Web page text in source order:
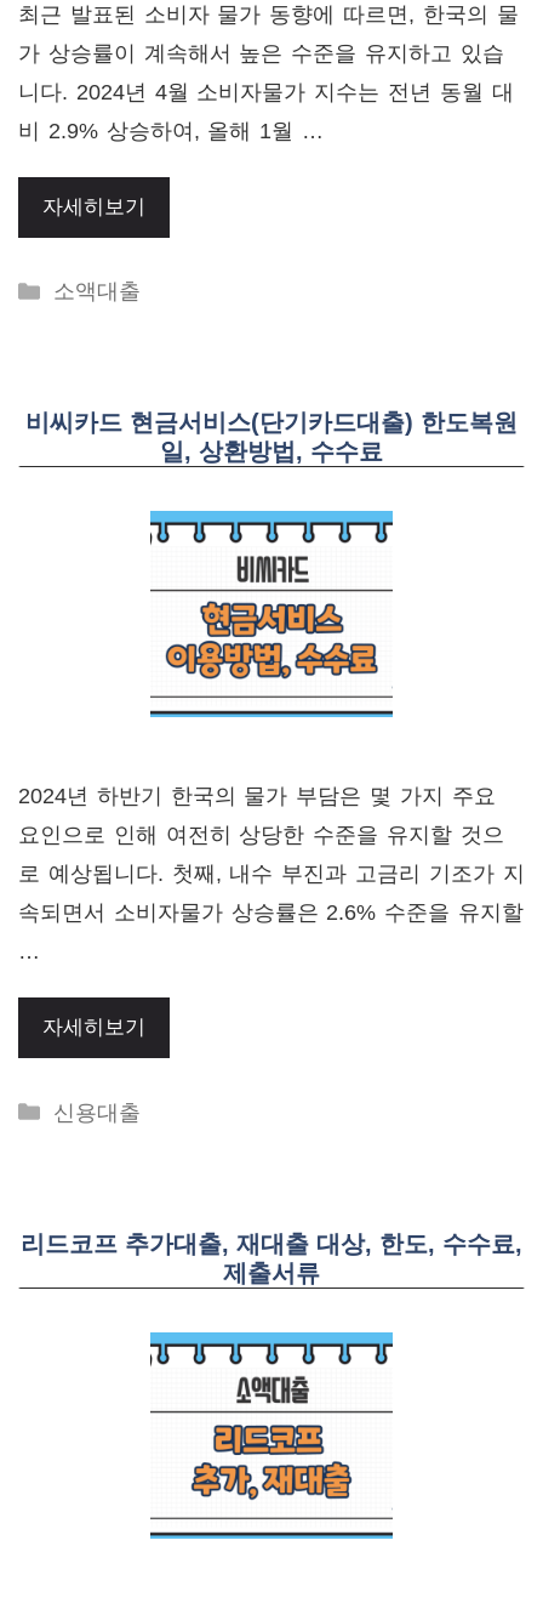
최근 발표된 소비자 물가 동향에 따르면, 한국의 물
가 상승률이 계속해서 높은 수준을 유지하고 있습
니다. 2024년 4월 소비자물가 지수는 전년 동월 대
비 2.9% 상승하여, 올해 1월 …
자세히보기
Categories
소액대출
비씨카드 현금서비스(단기카드대출) 한도복원
일, 상환방법, 수수료
2024년 하반기 한국의 물가 부담은 몇 가지 주요
요인으로 인해 여전히 상당한 수준을 유지할 것으
로 예상됩니다. 첫째, 내수 부진과 고금리 기조가 지
속되면서 소비자물가 상승률은 2.6% 수준을 유지할
…
자세히보기
Categories
신용대출
리드코프 추가대출, 재대출 대상, 한도, 수수료,
제출서류